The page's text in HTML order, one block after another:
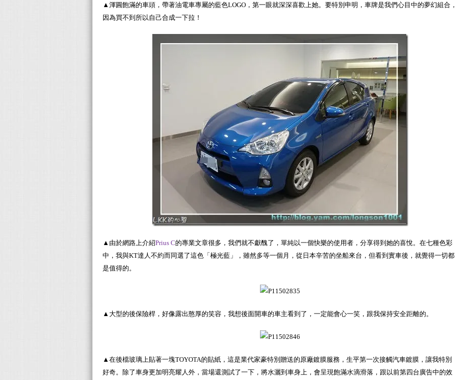
▲渾圓飽滿的車頭，帶著油電車專屬的藍色LOGO，第一眼就深深喜歡上她。要特別申明，車牌是我們心目中的夢幻組合
因為買不到所以自己合成一下拉！
▲由於網路上介紹Prius C的專業文章很多，我們就不獻醜了，單純以一個快樂的使用者，分享得到她的喜悅。在七種色彩
中，我與KT達人不約而同選了這色「極光藍」，雖然多等一個月，從日本辛苦的坐船來台，但看到實車後，就覺得一切都
是值得的。
▲大型的後保險桿，好像露出憨厚的笑容，我想後面開車的車主看到了，一定能會心一笑，跟我保持安全距離的。
▲在後檔玻璃上貼著一塊TOYOTA的貼紙，這是業代家豪特別贈送的原廠鍍膜服務，生平第一次接觸汽車鍍膜，讓我特別
好奇。除了車身更加明亮耀人外，當場還測試了一下，將水灑到車身上，會呈現飽滿水滴滑落，跟以前第四台廣告中的效